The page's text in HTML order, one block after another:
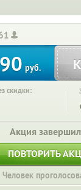
руб.
скидки:
Акция
ПОВТОРИТЬ
Человек